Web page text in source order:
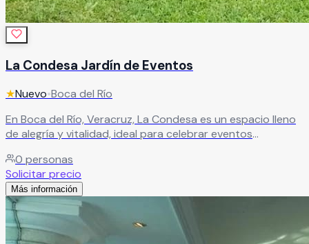
La Condesa Jardín de Eventos
★Nuevo•Boca del Río
En Boca del Río, Veracruz, La Condesa es un espacio lleno
de alegría y vitalidad, ideal para celebrar eventos
perfecto para vivir momentos únicos junto a tus seres
queridos. Cuenta con amplias instalaciones preparadas
para albergar todo tipo de eventos sociales,
convirtiéndose en una excelente opción para quienes
buscan una boda mágica o una celebración espectacular.
Leer más
0 personas
Solicitar precio
Más información